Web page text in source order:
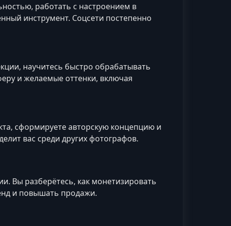
работать с настроением в
инструмент. Соцсети постепенно
научитесь быстро обрабатывать
и желаемые оттенки, включая
сформируете авторскую концепцию и
вас среди других фотографов.
Вы разберётесь, как монетизировать
и повышать продажи.